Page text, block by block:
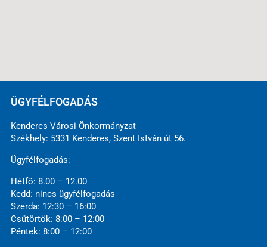
ÜGYFÉLFOGADÁS
Kenderes Városi Önkormányzat
Székhely: 5331 Kenderes, Szent István út 56.
Ügyfélfogadás:
Hétfő: 8.00 – 12.00
Kedd: nincs ügyfélfogadás
Szerda: 12:30 – 16:00
Csütörtök: 8:00 – 12:00
Péntek: 8:00 – 12:00